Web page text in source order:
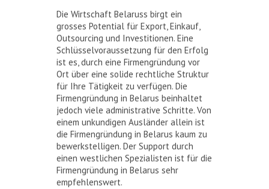
Die Wirtschaft Belaruss birgt ein
grosses Potential für Export, Einkauf,
Outsourcing und Investitionen. Eine
Schlüsselvoraussetzung für den Erfolg
ist es, durch eine Firmengründung vor
Ort über eine solide rechtliche Struktur
für Ihre Tätigkeit zu verfügen. Die
Firmengründung in Belarus beinhaltet
jedoch viele administrative Schritte. Von
einem unkundigen Ausländer allein ist
die Firmengründung in Belarus kaum zu
bewerkstelligen. Der Support durch
einen westlichen Spezialisten ist für die
Firmengründung in Belarus sehr
empfehlenswert.